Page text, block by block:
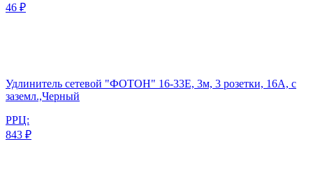
46 ₽
Удлинитель сетевой "ФОТОН" 16-33Е, 3м, 3 розетки, 16А, с
заземл.,Черный
РРЦ:
843 ₽